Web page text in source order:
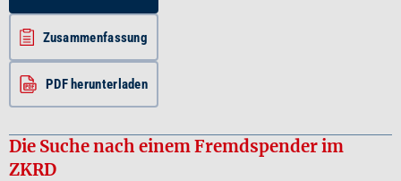
Zusammenfassung
PDF herunterladen
Die Suche nach einem Fremdspender im
ZKRD